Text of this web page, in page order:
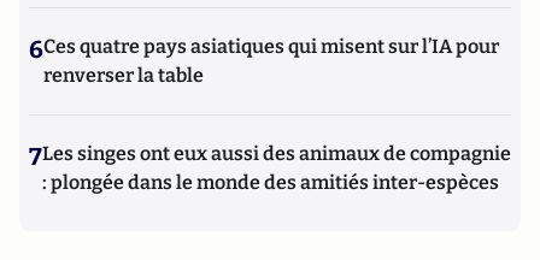
6Ces quatre pays asiatiques qui misent sur l’IA pour
renverser la table
7Les singes ont eux aussi des animaux de compagnie
: plongée dans le monde des amitiés inter-espèces